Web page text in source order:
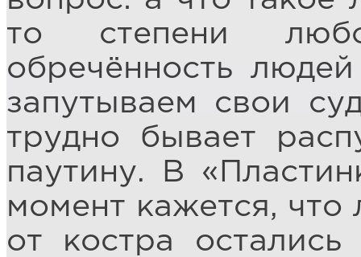
то степени
обречённость
запутываем свои
трудно бывает
паутину. В
момент кажется,
от костра